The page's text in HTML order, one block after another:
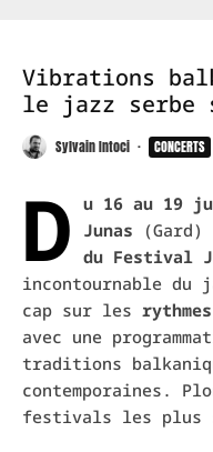
Vibrations
le jazz serbe
Sylvain Intoci · CONCERTS
D u 16 au 19
Junas
du Festival
incontournable du
cap sur les
avec une
traditions
contemporaines.
festivals les plus